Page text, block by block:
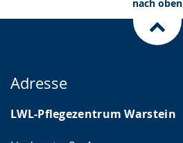
nach oben
Adresse
LWL-Pflegezentrum Warstein